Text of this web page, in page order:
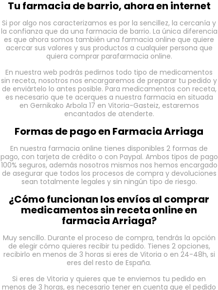
Tu farmacia de barrio, ahora en internet
Si por algo nos caracterizamos es por la sencillez, la cercanía y
la confianza que da una farmacia de barrio. La única diferencia
es que ahora somos también una farmacia online que quiere
acercar sus valores y sus productos a cualquier persona que
quiera comprar parafarmacia online.
En nuestra web podrás pedirnos todo tipo de medicamentos
sin receta, nosotros nos encargaremos de preparar tu pedido y
de enviártelo lo antes posible. Para medicamentos con receta,
es necesario que te acerques a nuestra farmacia en situada
en Gernikako Arbola 17 en Vitoria-Gasteiz, estaremos
encantados de atenderte.
Formas de pago en Farmacia Arriaga
En nuestra farmacia online tienes disponibles 2 formas de
pago, con tarjeta de crédito o con Paypal. Ambos tipos de pago
100% seguros, además nosotros mismos nos hemos encargado
de asegurar que todos los procesos de compra y devoluciones
sean totalmente legales y sin ningún tipo de riesgo.
¿Cómo funcionan los envíos al comprar
medicamentos sin receta online en
farmacia Arriaga?
Muy sencillo. Durante el proceso de compra, tendrás la opción
de elegir cómo quieres recibir tu pedido. Tienes 2 opciones,
recibirlo en menos de 3 horas si eres de Vitoria o en 24-48h, si
eres del resto de España.
Si eres de Vitoria y quieres que te enviemos tu pedido en
menos de 3 horas, es necesario tener en cuenta que el pedido